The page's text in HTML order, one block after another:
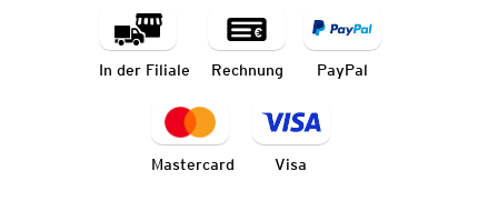
In der Filiale Rechnung PayPal
Mastercard Visa